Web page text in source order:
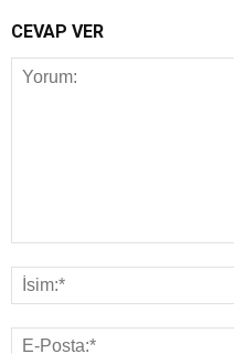
CEVAP VER